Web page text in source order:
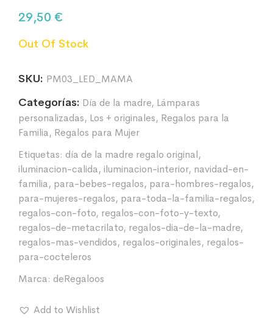
29,50 €
Out Of Stock
SKU: PM03_LED_MAMA
Categorías: Día de la madre, Lámparas
personalizadas, Los + originales, Regalos para la
Familia, Regalos para Mujer
Etiquetas: día de la madre regalo original,
iluminacion-calida, iluminacion-interior, navidad-en-
familia, para-bebes-regalos, para-hombres-regalos,
para-mujeres-regalos, para-toda-la-familia-regalos,
regalos-con-foto, regalos-con-foto-y-texto,
regalos-de-metacrilato, regalos-dia-de-la-madre,
regalos-mas-vendidos, regalos-originales, regalos-
para-cocteleros
Marca: deRegaloos
Add to Wishlist